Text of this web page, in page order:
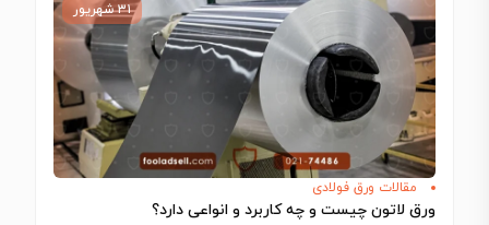
۳۱ شهریور
مقالات ورق فولادی
ورق لاتون چیست و چه کاربرد و انواعی دارد؟